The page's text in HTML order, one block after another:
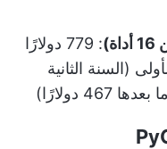
: 779 دولارًا
(السنة الثانية